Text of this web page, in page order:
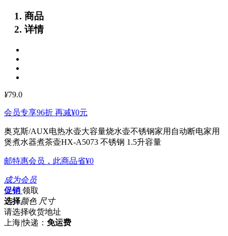
商品
详情
¥79.0
会员专享96折 再减¥0元
奥克斯/AUX电热水壶大容量烧水壶不锈钢家用自动断电家用
煲煮水器煮茶壶HX-A5073 不锈钢 1.5升容量
邮特惠会员，此商品省¥0
成为会员
促销 领取
选择颜色 尺寸
请选择收货地址
上海|快递： 免运费